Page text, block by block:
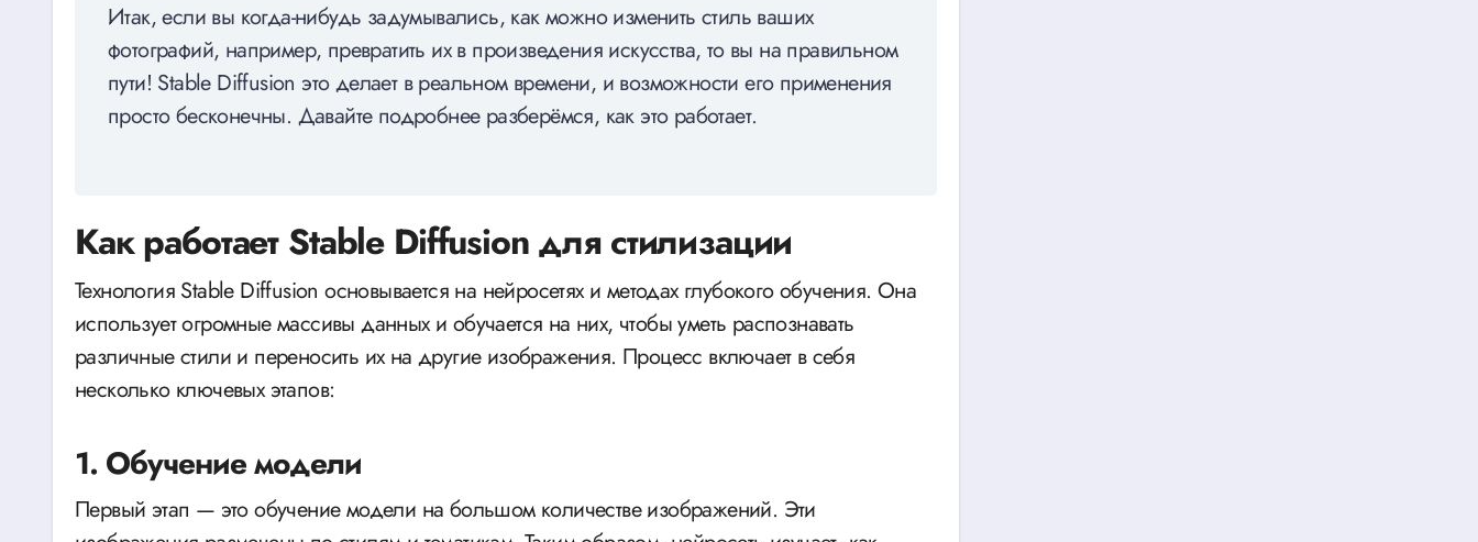
Итак, если вы когда-нибудь задумывались, как можно изменить стиль ваших
фотографий, например, превратить их в произведения искусства, то вы на правильном
пути! Stable Diffusion это делает в реальном времени, и возможности его применения
просто бесконечны. Давайте подробнее разберёмся, как это работает.
Как работает Stable Diffusion для стилизации
Технология Stable Diffusion основывается на нейросетях и методах глубокого обучения. Она
использует огромные массивы данных и обучается на них, чтобы уметь распознавать
различные стили и переносить их на другие изображения. Процесс включает в себя
несколько ключевых этапов:
1. Обучение модели
Первый этап — это обучение модели на большом количестве изображений. Эти